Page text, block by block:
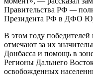
Правительства РФ —
Президента РФ в ДФО
В этом году победителей
отмечают за их
Донбасса и помощь в
Регионы Дальнего
освобожденных